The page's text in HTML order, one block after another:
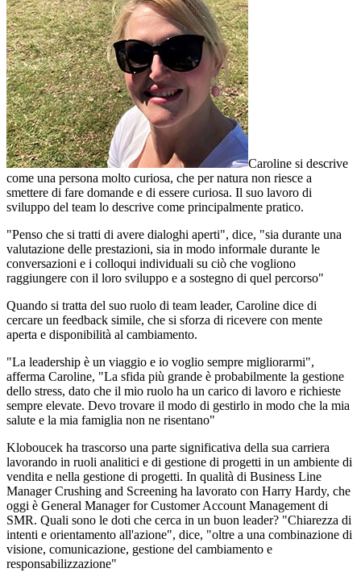
Caroline si descrive
come una persona molto curiosa, che per natura non riesce a
smettere di fare domande e di essere curiosa. Il suo lavoro di
sviluppo del team lo descrive come principalmente pratico.
"Penso che si tratti di avere dialoghi aperti", dice, "sia durante una
valutazione delle prestazioni, sia in modo informale durante le
conversazioni e i colloqui individuali su ciò che vogliono
raggiungere con il loro sviluppo e a sostegno di quel percorso"
Quando si tratta del suo ruolo di team leader, Caroline dice di
cercare un feedback simile, che si sforza di ricevere con mente
aperta e disponibilità al cambiamento.
"La leadership è un viaggio e io voglio sempre migliorarmi",
afferma Caroline, "La sfida più grande è probabilmente la gestione
dello stress, dato che il mio ruolo ha un carico di lavoro e richieste
sempre elevate. Devo trovare il modo di gestirlo in modo che la mia
salute e la mia famiglia non ne risentano"
Kloboucek ha trascorso una parte significativa della sua carriera
lavorando in ruoli analitici e di gestione di progetti in un ambiente di
vendita e nella gestione di progetti. In qualità di Business Line
Manager Crushing and Screening ha lavorato con Harry Hardy, che
oggi è General Manager for Customer Account Management di
SMR. Quali sono le doti che cerca in un buon leader? "Chiarezza di
intenti e orientamento all'azione", dice, "oltre a una combinazione di
visione, comunicazione, gestione del cambiamento e
responsabilizzazione"